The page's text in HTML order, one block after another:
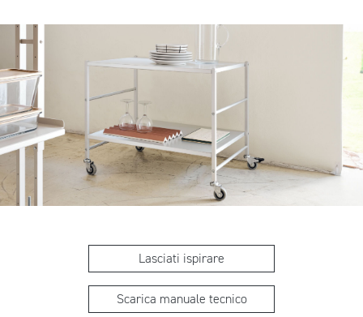
Lasciati ispirare
Scarica manuale tecnico